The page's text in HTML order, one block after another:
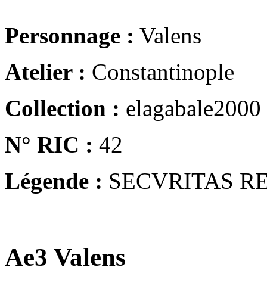
Personnage : Valens
Atelier : Constantinople
Collection : elagabale2000
N° RIC : 42
Légende : SECVRITAS
Ae3 Valens